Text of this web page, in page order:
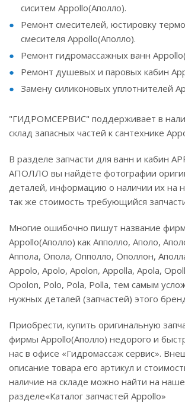
сиситем Appollo(Аполло).
Ремонт смесителей, юстировку
смесителя Appollo(Аполло).
Ремонт гидромассажных ванн
Ремонт душевых и паровых кабин
Замену силиконовых уплотнителей
"ГИДРОМСЕРВИС" поддерживает в
склад запасных частей к сантехнике
В разделе запчасти для ванн и кабин
АПОЛЛО вы найдёте фотографии
деталей, информацию о наличии их на
так же стоимость требующийся
Многие ошибочно пишут название
Appollo(Аполло) как Апполло, Аполо,
Аппола, Опола, Опполло, Ополлон,
Appolo, Apolo, Apolon, Appolla, Apola,
Opolon, Polo, Pola, Polla, тем самым
нужных деталей (запчастей) этого
Приобрести, купить оригинальную
фирмы Appollo(Аполло) недорого и
нас в офисе «Гидромассаж сервис».
описание товара его артикул и
наличие на складе можно найти на
разделе«Каталог запчастей Appollo»